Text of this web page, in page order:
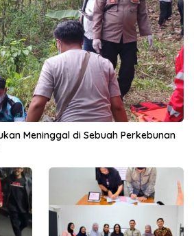
Meninggal di Sebuah Perkebunan